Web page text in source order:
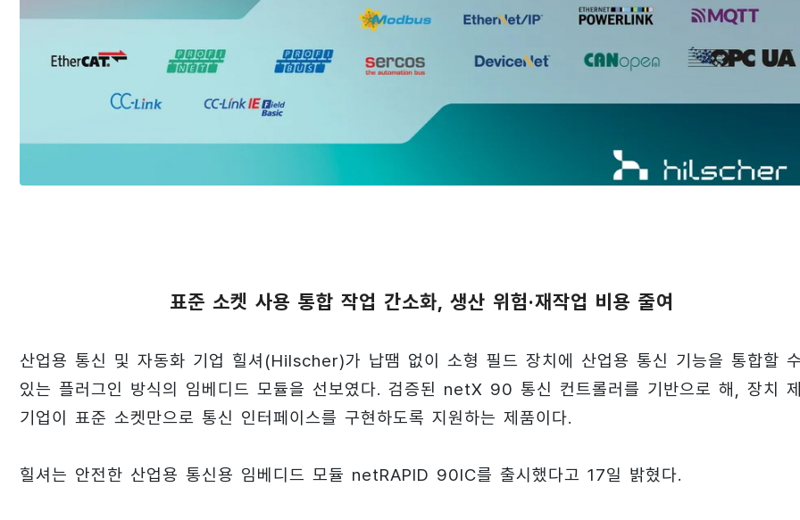
표준 소켓 사용 통합 작업 간소화, 생산 위험·재작업 비용 줄여
산업용 통신 및 자동화 기업 힐셔(Hilscher)가 납땜 없이 소형 필드 장치에 산업용 통신 기능을 통합할 수
있는 플러그인 방식의 임베디드 모듈을 선보였다. 검증된 netX 90 통신 컨트롤러를 기반으로 해, 장치
기업이 표준 소켓만으로 통신 인터페이스를 구현하도록 지원하는 제품이다.
힐셔는 안전한 산업용 통신용 임베디드 모듈 netRAPID 90IC를 출시했다고 17일 밝혔다.